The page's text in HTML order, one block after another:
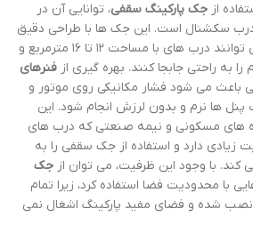
از جک پارکینگ سقفی، توانایی آن در
سکشنال است. این جک ها با طراحی دقیق
و مکانیزم تقویت شده، می توانند درب های با مساحت ۱۲ تا ۱۶ مترمربع و
فنرهای
باعث می شود فشار مکانیکی روی موتور و
ها نرم و بدون لرزش انجام شود. این
های مسکونی و نیمه صنعتی که درب های
زیادی دارد و استفاده از جک سقفی را به
کند. با وجود این ظرفیت، می توان از جک
با محدودیت فضا استفاده کرد، زیرا تمام
شده و فضای مفید پارکینگ اشغال نمی